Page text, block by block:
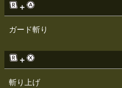
＋
ガード斬り
＋
斬り上げ